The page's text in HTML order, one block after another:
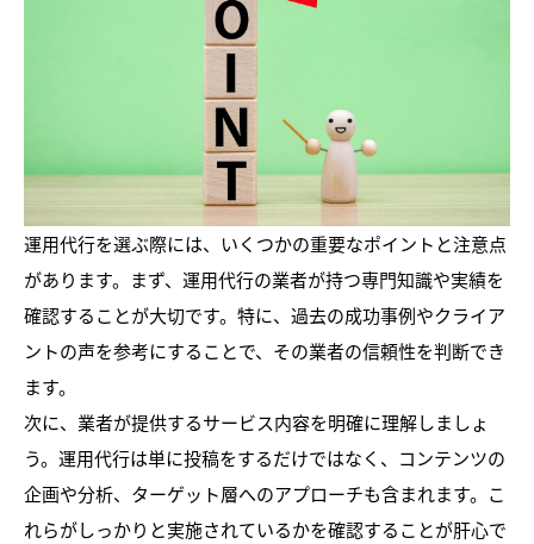
運用代行を選ぶ際には、いくつかの重要なポイントと注意点
があります。まず、運用代行の業者が持つ専門知識や実績を
確認することが大切です。特に、過去の成功事例やクライア
ントの声を参考にすることで、その業者の信頼性を判断でき
ます。
次に、業者が提供するサービス内容を明確に理解しましょ
う。運用代行は単に投稿をするだけではなく、コンテンツの
企画や分析、ターゲット層へのアプローチも含まれます。こ
れらがしっかりと実施されているかを確認することが肝心で